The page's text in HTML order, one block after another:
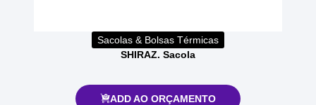
Sacolas & Bolsas Térmicas
SHIRAZ. Sacola
ADD AO ORÇAMENTO